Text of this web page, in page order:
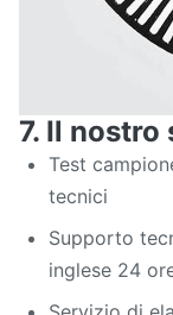
7. Il nostro
Test
tecnici
Supporto
inglese 24